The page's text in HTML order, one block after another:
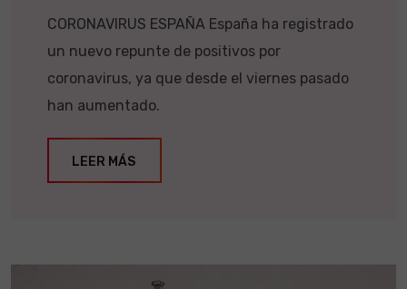
CORONAVIRUS ESPAÑA España ha registrado
un nuevo repunte de positivos por
coronavirus, ya que desde el viernes pasado
han aumentado.
LEER MÁS